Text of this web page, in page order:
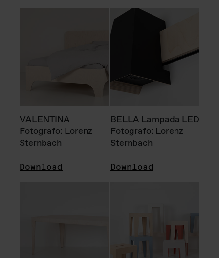
VALENTINA
Fotografo: Lorenz
Sternbach
Download
BELLA Lampada LED
Fotografo: Lorenz
Sternbach
Download